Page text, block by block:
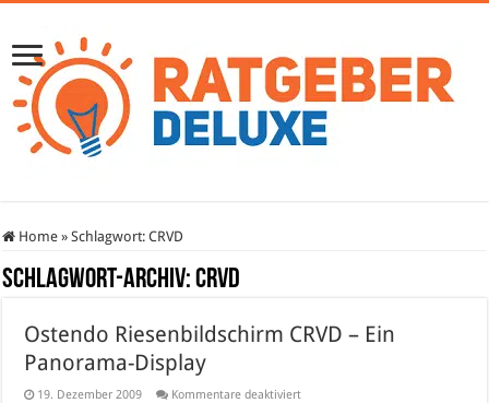
Home » Schlagwort:CRVD
Schlagwort-Archiv:CRVD
Ostendo Riesenbildschirm CRVD – Ein
Panorama-Display
19. Dezember 2009 Kommentare deaktiviertfür